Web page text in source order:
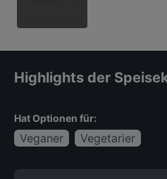
Highlights der
Hat Optionen für:
Veganer Vegetarier